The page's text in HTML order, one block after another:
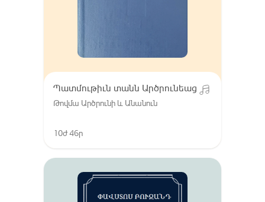
Պատմութիւն տանն Արծրունեաց
Թովմա Արծրունի և Անանուն
10ժ 46ր